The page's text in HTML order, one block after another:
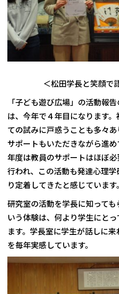
＜松田学長と笑顔で
「子ども遊び広場」の活動報
は、今年で４年目になります
ての試みに戸惑うことも多々
サポートもいただきながら進
年度は教員のサポートはほぼ
行われ、この活動も発達心理
り定着してきたと感じています。
研究室の活動を学長に知って
いう体験は、何より学生にと
ます。学長室に学生が話しに
を毎年実感しています。